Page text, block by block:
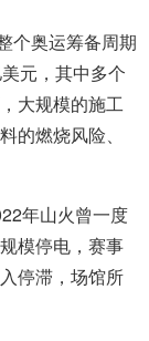
个奥运筹备周期
元，其中多个
大规模的施工
的燃烧风险、
年山火曾一度
模停电，赛事
停滞，场馆所